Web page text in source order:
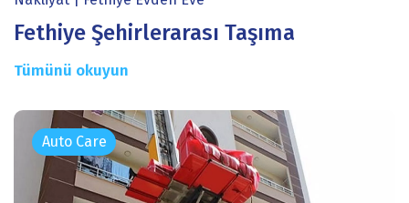
Fethiye Şehirlerarası Taşıma
Tümünü okuyun